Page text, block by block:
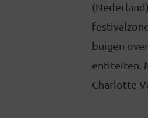
buigen
entiteiten.
Charlotte